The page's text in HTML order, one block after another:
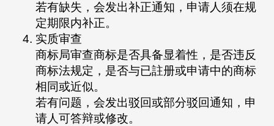
若有缺失，会发出补正通知，申请人须在规
定期限内补正。
实质审查
商标局审查商标是否具备显着性，是否违反
商标法规定，是否与已註册或申请中的商标
相同或近似。
若有问题，会发出驳回或部分驳回通知，申
请人可答辩或修改。